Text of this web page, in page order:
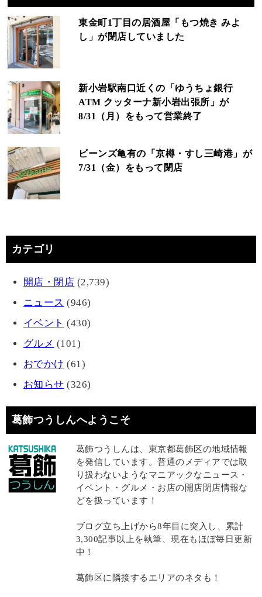
東金町1丁目の居酒屋「もつ焼き みよ
し」が閉店していました
新小岩駅南口近くの「ゆうちょ銀行
ATM クッターナ新小岩出張所」が
8/31（月）をもって営業終了
ビーンズ亀有の「京樽・すし三崎港」が
7/31（金）をもって閉店
カテゴリ
開店・閉店 (2,739)
ニュース (946)
イベント (430)
グルメ (101)
おでかけ (61)
お知らせ (326)
葛飾つうしんへようこそ
葛飾つうしんは、東京都葛飾区の地域情報
を発信しています。普通のメディアでは取
り扱わないようなマニアックなニュース・
イベント・グルメ・お店の開店閉店情報な
どを扱っています！
ブログ立ち上げから8年目に突入し、累計
3,300記事以上を執筆、現在もほぼ毎日更新
中！
葛飾区に隣接するエリアのネタも！